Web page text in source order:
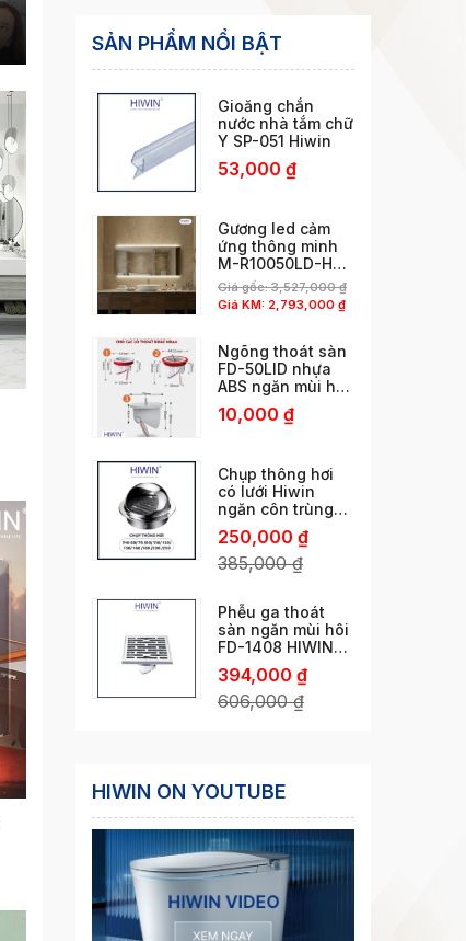
SẢN PHẨM NỔI BẬT
Gioăng chắn
nước nhà tắm chữ
Y SP-051 Hiwin
53,000 ₫
Gương led cảm
ứng thông minh
M-R10050LD-H
phun cát viền độc
đáo
Giá gốc:3,527,000₫
Giá KM: 2,793,000 ₫
Ngõng thoát sàn
FD-50LID nhựa
ABS ngăn mùi hôi
cống thoát nhanh
chống côn trùng
10,000 ₫
Chụp thông hơi
có lưới Hiwin
ngăn côn trùng
phi 60/ 76 /80/
110/ 120/ 150 /160
/180 /200 /250
250,000 ₫
385,000₫
Phễu ga thoát
sàn ngăn mùi hôi
FD-1408 HIWIN
ngăn mùi vượt trội
394,000 ₫
606,000₫
HIWIN ON YOUTUBE